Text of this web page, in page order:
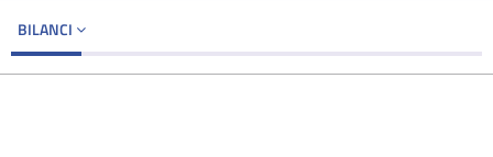
BILANCI